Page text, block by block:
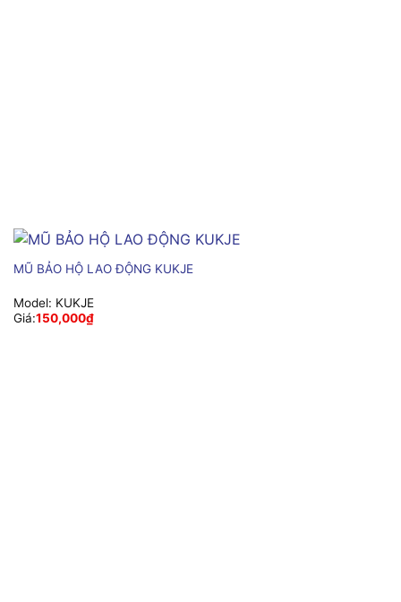
MŨ BẢO HỘ LAO ĐỘNG KUKJE
Model: KUKJE
Giá:150,000₫